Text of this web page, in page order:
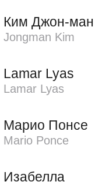
Ким Джон-ман
Jongman Kim
Lamar Lyas
Lamar Lyas
Марио Понсе
Mario Ponce
Изабелла